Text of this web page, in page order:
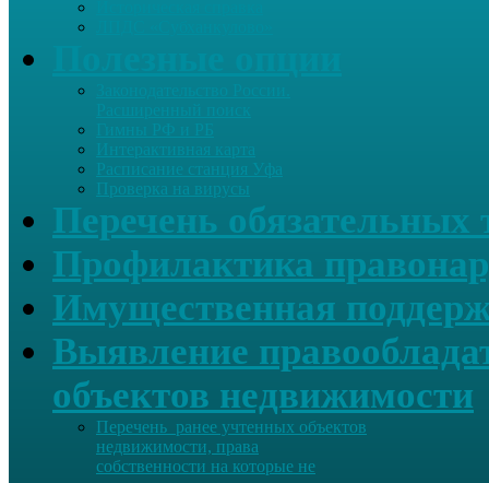
Интерактивная карта
Расписание станция Уфа
Проверка на вирусы
Перечень обязательных
Профилактика
Имущественная
Выявление
объектов недвижимости
Перечень ранее учтенных объектов
недвижимости, права
собственности на которые не